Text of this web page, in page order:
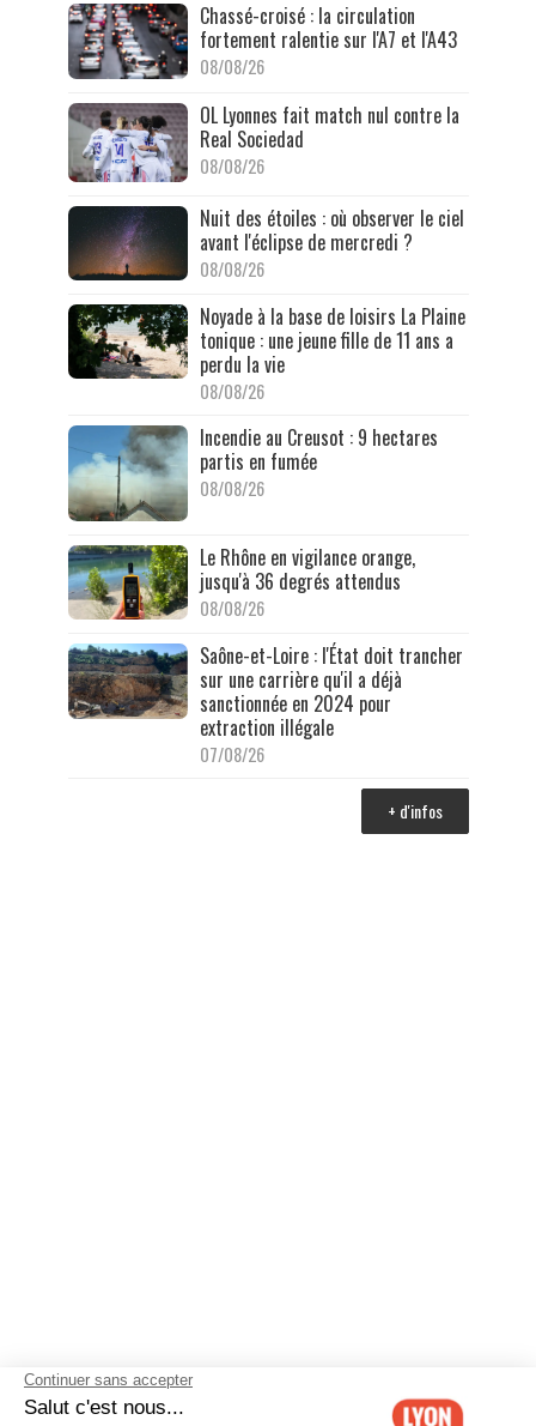
Chassé-croisé : la circulation
fortement ralentie sur l'A7 et l'A43
08/08/26
OL Lyonnes fait match nul contre la
Real Sociedad
08/08/26
Nuit des étoiles : où observer le ciel
avant l'éclipse de mercredi ?
08/08/26
Noyade à la base de loisirs La Plaine
tonique : une jeune fille de 11 ans a
perdu la vie
08/08/26
Incendie au Creusot : 9 hectares
partis en fumée
08/08/26
Le Rhône en vigilance orange,
jusqu'à 36 degrés attendus
08/08/26
Saône-et-Loire : l'État doit trancher
sur une carrière qu'il a déjà
sanctionnée en 2024 pour
extraction illégale
07/08/26
+ d'infos